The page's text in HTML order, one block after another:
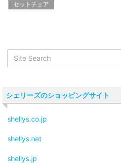
セットチェア
シェリーズのショッピングサイト
shellys.co.jp
shellys.net
shellys.jp